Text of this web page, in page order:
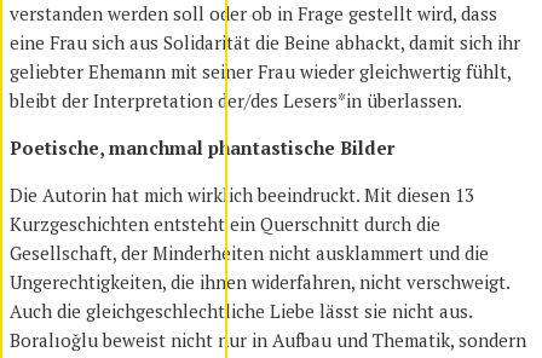
verstanden werden soll oder ob in Frage gestellt wird, dass
eine Frau sich aus Solidarität die Beine abhackt, damit sich ihr
geliebter Ehemann mit seiner Frau wieder gleichwertig fühlt,
bleibt der Interpretation der/des Lesers*in überlassen.
Poetische, manchmal phantastische Bilder
Die Autorin hat mich wirklich beeindruckt. Mit diesen 13
Kurzgeschichten entsteht ein Querschnitt durch die
Gesellschaft, der Minderheiten nicht ausklammert und die
Ungerechtigkeiten, die ihnen widerfahren, nicht verschweigt.
Auch die gleichgeschlechtliche Liebe lässt sie nicht aus.
Boralıoğlu beweist nicht nur in Aufbau und Thematik, sondern